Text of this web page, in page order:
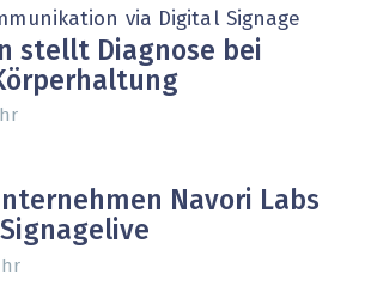
via Digital Signage
stellt Diagnose bei
Navori Labs